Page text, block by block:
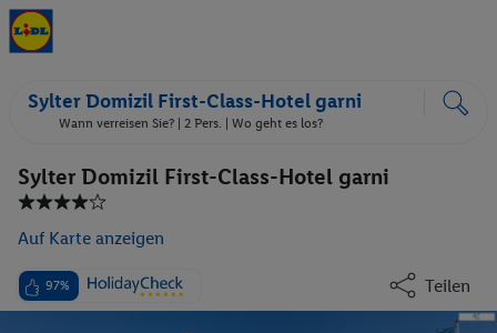
Sylter Domizil First-Class-Hotel garni
Wann verreisen Sie? | 2 Pers. | Wo geht es los?
Sylter Domizil First-Class-Hotel garni
Auf Karte anzeigen
97% Teilen